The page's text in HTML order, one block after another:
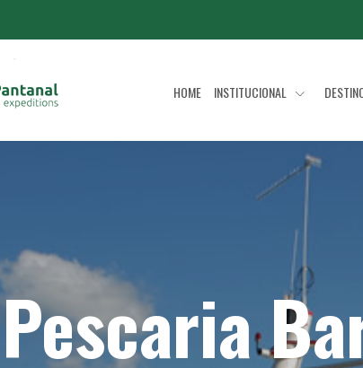
HOME INSTITUCIONAL
Pescaria